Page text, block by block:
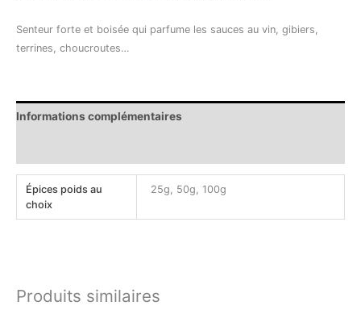
Senteur forte et boisée qui parfume les sauces au vin, gibiers,
terrines, choucroutes…
Informations complémentaires
Épices poids au
choix
25g, 50g, 100g
Produits similaires